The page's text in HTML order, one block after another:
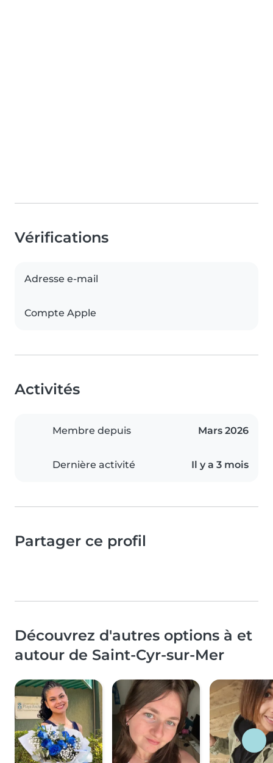
Vérifications
Adresse e-mail
Compte Apple
Activités
Membre depuis Mars 2026
Dernière activité Il y a 3 mois
Partager ce profil
Découvrez d'autres options à et
autour de Saint-Cyr-sur-Mer